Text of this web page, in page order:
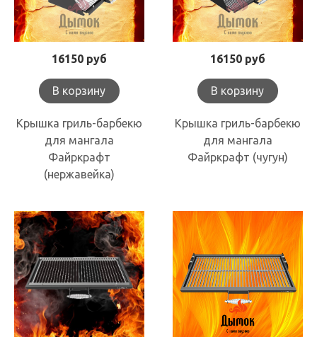
16150 руб
В корзину
Крышка гриль-барбекю
для мангала
Файркрафт
(нержавейка)
16150 руб
В корзину
Крышка гриль-барбекю
для мангала
Файркрафт (чугун)